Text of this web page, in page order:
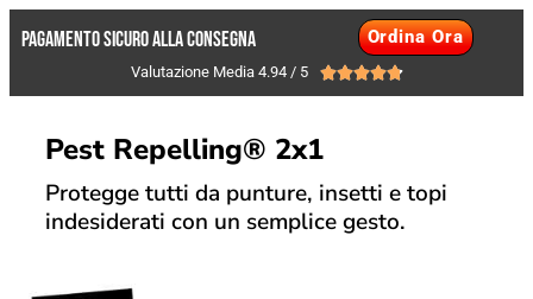
PAGAMENTO SICURO ALLA CONSEGNA Ordina Ora
Valutazione Media 4.94 / 5 
Pest Repelling® 2x1
Protegge tutti da punture, insetti e topi
indesiderati con un semplice gesto.